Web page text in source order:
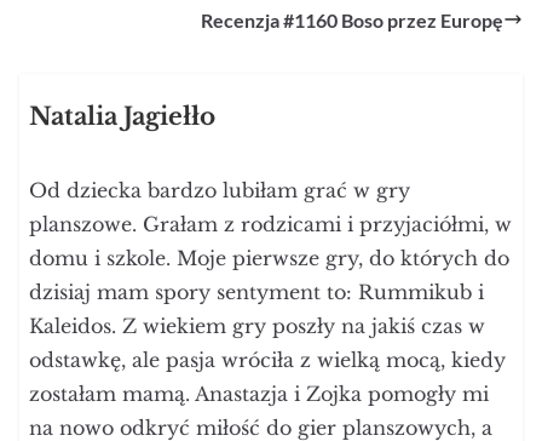
Recenzja #1160 Boso przez Europę
Natalia Jagiełło
Od dziecka bardzo lubiłam grać w gry
planszowe. Grałam z rodzicami i przyjaciółmi, w
domu i szkole. Moje pierwsze gry, do których do
dzisiaj mam spory sentyment to: Rummikub i
Kaleidos. Z wiekiem gry poszły na jakiś czas w
odstawkę, ale pasja wróciła z wielką mocą, kiedy
zostałam mamą. Anastazja i Zojka pomogły mi
na nowo odkryć miłość do gier planszowych, a